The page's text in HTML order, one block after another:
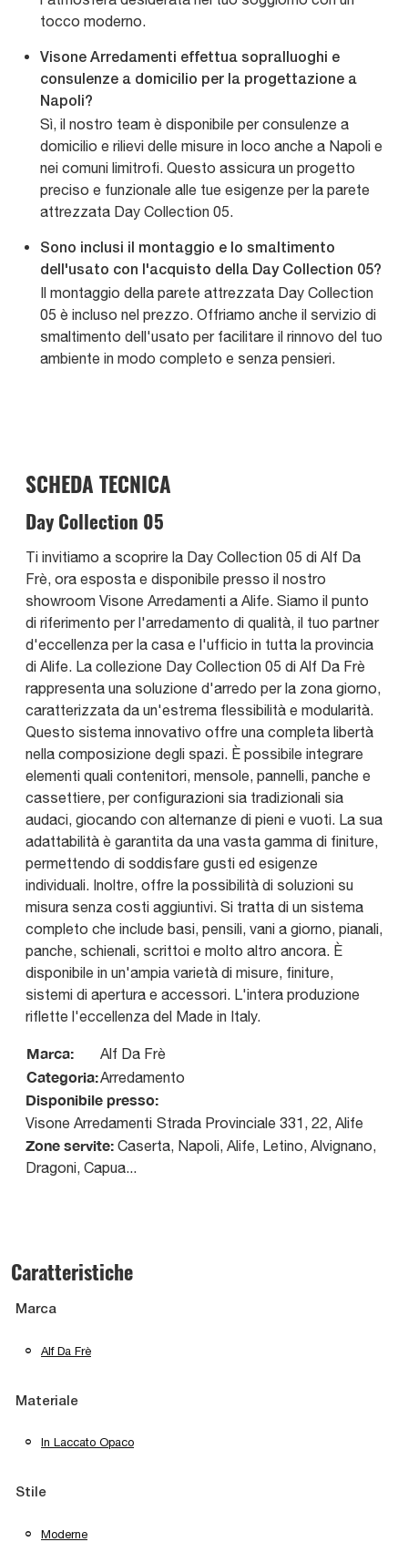
tocco moderno.
Visone Arredamenti effettua sopralluoghi e
consulenze a domicilio per la progettazione a
Napoli?
Sì, il nostro team è disponibile per consulenze a
domicilio e rilievi delle misure in loco anche a Napoli e
nei comuni limitrofi. Questo assicura un progetto
preciso e funzionale alle tue esigenze per la parete
attrezzata Day Collection 05.
Sono inclusi il montaggio e lo smaltimento
dell'usato con l'acquisto della Day Collection 05?
Il montaggio della parete attrezzata Day Collection
05 è incluso nel prezzo. Offriamo anche il servizio di
smaltimento dell'usato per facilitare il rinnovo del tuo
ambiente in modo completo e senza pensieri.
SCHEDA TECNICA
Day Collection 05
Ti invitiamo a scoprire la Day Collection 05 di Alf Da
Frè, ora esposta e disponibile presso il nostro
showroom Visone Arredamenti a Alife. Siamo il punto
di riferimento per l'arredamento di qualità, il tuo partner
d'eccellenza per la casa e l'ufficio in tutta la provincia
di Alife. La collezione Day Collection 05 di Alf Da Frè
rappresenta una soluzione d'arredo per la zona giorno,
caratterizzata da un'estrema flessibilità e modularità.
Questo sistema innovativo offre una completa libertà
nella composizione degli spazi. È possibile integrare
elementi quali contenitori, mensole, pannelli, panche e
cassettiere, per configurazioni sia tradizionali sia
audaci, giocando con alternanze di pieni e vuoti. La sua
adattabilità è garantita da una vasta gamma di finiture,
permettendo di soddisfare gusti ed esigenze
individuali. Inoltre, offre la possibilità di soluzioni su
misura senza costi aggiuntivi. Si tratta di un sistema
completo che include basi, pensili, vani a giorno, pianali,
panche, schienali, scrittoi e molto altro ancora. È
disponibile in un'ampia varietà di misure, finiture,
sistemi di apertura e accessori. L'intera produzione
riflette l'eccellenza del Made in Italy.
Marca: Alf Da Frè
Categoria:Arredamento
Disponibile presso:
Visone Arredamenti Strada Provinciale 331, 22, Alife
Zone servite: Caserta, Napoli, Alife, Letino, Alvignano,
Dragoni, Capua...
Caratteristiche
Marca
Alf Da Frè
Materiale
In Laccato Opaco
Stile
Moderne